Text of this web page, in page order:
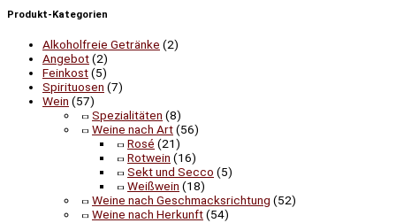
Produkt-Kategorien
Alkoholfreie Getränke (2)
Angebot(2)
Feinkost(5)
Spirituosen (7)
Wein (57)
Spezialitäten (8)
Weine nach Art(56)
Rosé (21)
Rotwein (16)
Sekt und Secco (5)
Weißwein (18)
Weine nach Geschmacksrichtung (52)
Weine nach Herkunft(54)